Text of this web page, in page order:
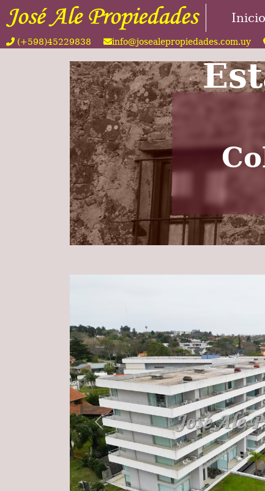
Inicio
(+598)45229838 info@josealepropiedades.com.uy